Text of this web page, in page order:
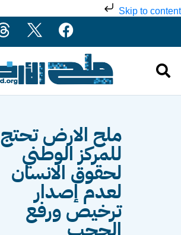
Skip to content
ملح الارض تحتج
للمركز الوطني
لحقوق الانسان
لعدم إصدار
ترخيص ورفع